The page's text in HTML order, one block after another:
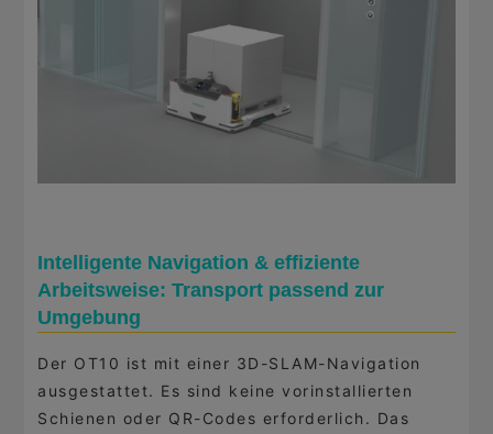
Intelligente Navigation & effiziente
Arbeitsweise: Transport passend zur
Umgebung
Der OT10 ist mit einer 3D-SLAM-Navigation
ausgestattet. Es sind keine vorinstallierten
Schienen oder QR-Codes erforderlich. Das